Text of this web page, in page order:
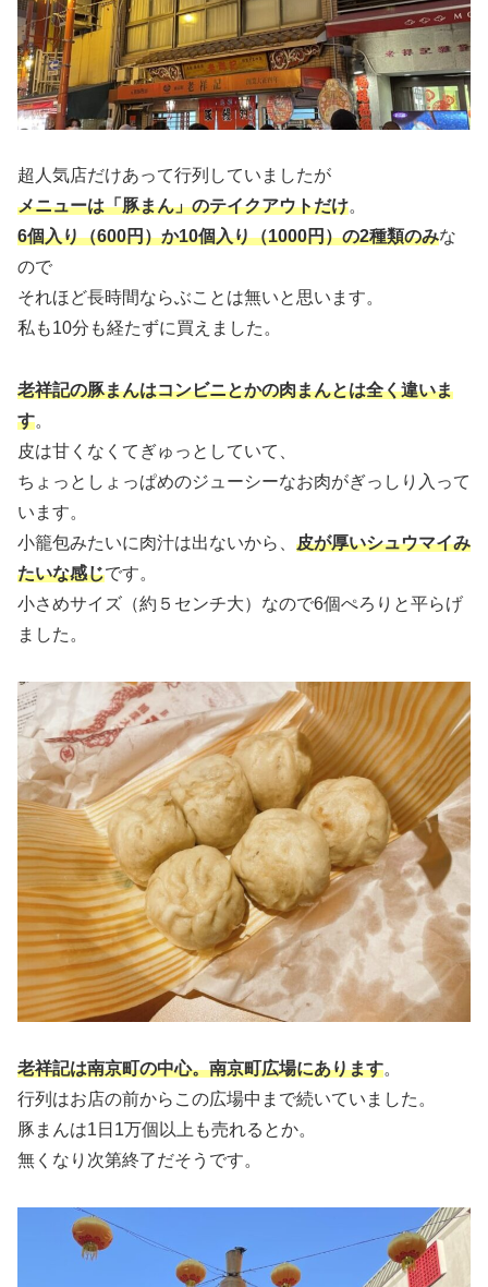
超人気店だけあって行列していましたが
メニューは「豚まん」のテイクアウトだけ。
6個入り（600円）か10個入り（1000円）の2種類のみな
ので
それほど長時間ならぶことは無いと思います。
私も10分も経たずに買えました。
老祥記の豚まんはコンビニとかの肉まんとは全く違いま
す。
皮は甘くなくてぎゅっとしていて、
ちょっとしょっぱめのジューシーなお肉がぎっしり入って
います。
小籠包みたいに肉汁は出ないから、 皮が厚いシュウマイみ
たいな感じです。
小さめサイズ（約５センチ大）なので6個ぺろりと平らげ
ました。
老祥記は南京町の中心。南京町広場にあります。
行列はお店の前からこの広場中まで続いていました。
豚まんは1日1万個以上も売れるとか。
無くなり次第終了だそうです。